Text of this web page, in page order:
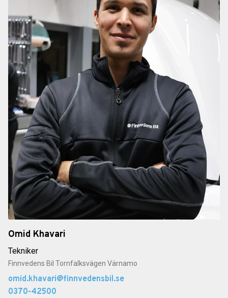
Omid Khavari
Tekniker
Finnvedens Bil Tornfalksvägen Värnamo
omid.khavari@finnvedensbil.se
0370-42500